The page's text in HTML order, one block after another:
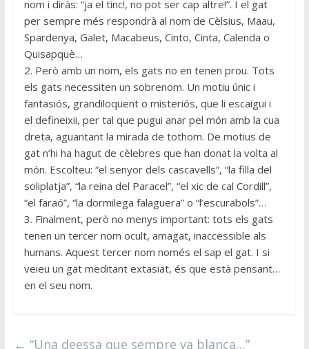
nom i diràs: “ja el tinc!, no pot ser cap altre!”. I el gat
per sempre més respondrà al nom de Cèlsius, Maau,
Spardenya, Galet, Macabeus, Cinto, Cinta, Calenda o
Quisapquè…
2. Però amb un nom, els gats no en tenen prou. Tots
els gats necessiten un sobrenom. Un motiu únic i
fantasiós, grandiloqüent o misteriós, que li escaigui i
el defineixii, per tal que pugui anar pel món amb la cua
dreta, aguantant la mirada de tothom. De motius de
gat n’hi ha hagut de cèlebres que han donat la volta al
món. Escolteu: “el senyor dels cascavells”, “la filla del
soliplatja”, “la reina del Paracel”, “el xic de cal Cordill”,
“el faraó”, “la dormilega falaguera” o “l’escurabols”…
3. Finalment, però no menys important: tots els gats
tenen un tercer nom ocult, amagat, inaccessible als
humans. Aquest tercer nom només el sap el gat. I si
veieu un gat meditant extasiat, és que està pensant…
en el seu nom.
← “Una deessa que sempre va blanca…”